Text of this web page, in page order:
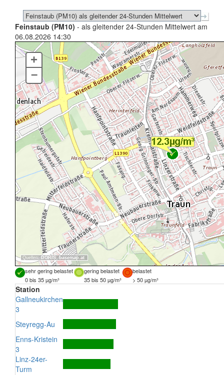
Feinstaub (PM10) - als gleitender 24-Stunden Mittelwert am
06.08.2026 14:30
Quellen: DORIS, basemap.at
+
–
sehr gering belastet gering belastet
belastet
0 bis 35 µg/m³
35 bis 50 µg/m³ > 50 µg/m³
Station
Gallneukirchen
3
Steyregg-Au
Enns-Kristein
3
Linz-24er-
Turm